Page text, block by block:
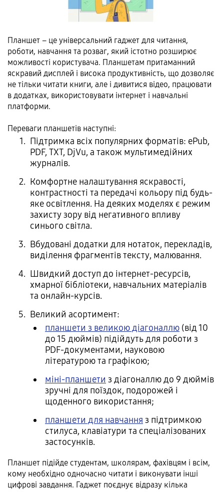
Планшет – це універсальний гаджет для читання,
роботи, навчання та розваг, який істотно розширює
можливості користувача. Планшетам притаманний
яскравий дисплей і висока продуктивність, що дозволяє
не тільки читати книги, але і дивитися відео, працювати
в додатках, використовувати інтернет і навчальні
платформи.
Переваги планшетів наступні:
Підтримка всіх популярних форматів: ePub,
PDF, TXT, DjVu, а також мультимедійних
журналів.
Комфортне налаштування яскравості,
контрастності та передачі кольору під будь-
яке освітлення. На деяких моделях є режим
захисту зору від негативного впливу
синього світла.
Вбудовані додатки для нотаток, перекладів,
виділення фрагментів тексту, малювання.
Швидкий доступ до інтернет-ресурсів,
хмарної бібліотеки, навчальних матеріалів
та онлайн-курсів.
Великий асортимент:
планшети з великою діагоналлю (від 10
до 15 дюймів) підійдуть для роботи з
PDF-документами, науковою
літературою та графікою;
міні-планшети з діагоналлю до 9 дюймів
зручні для поїздок, подорожей і
щоденного використання;
планшети для навчання з підтримкою
стилуса, клавіатури та спеціалізованих
застосунків.
Планшет підійде студентам, школярам, фахівцям і всім,
кому необхідно одночасно читати і виконувати інші
цифрові завдання. Гаджет поєднує відразу кілька